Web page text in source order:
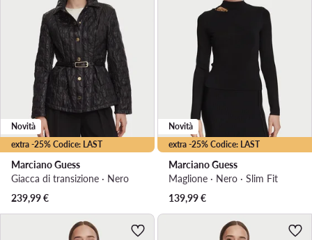
extra -25% Codice: LAST
Novità
Marciano Guess
Giacca di transizione · Nero
239,99€
extra -25% Codice: LAST
Novità
Marciano Guess
Maglione · Nero · Slim Fit
139,99€